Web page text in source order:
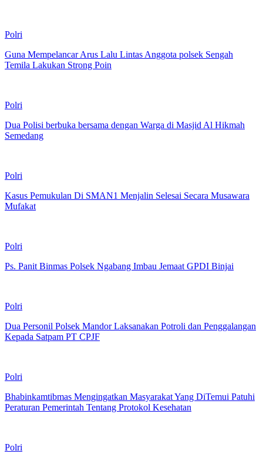
Polri
Guna Mempelancar Arus Lalu Lintas Anggota polsek Sengah
Temila Lakukan Strong Poin
Polri
Dua Polisi berbuka bersama dengan Warga di Masjid Al Hikmah
Semedang
Polri
Kasus Pemukulan Di SMAN1 Menjalin Selesai Secara Musawara
Mufakat
Polri
Ps. Panit Binmas Polsek Ngabang Imbau Jemaat GPDI Binjai
Polri
Dua Personil Polsek Mandor Laksanakan Potroli dan Penggalangan
Kepada Satpam PT CPJF
Polri
Bhabinkamtibmas Mengingatkan Masyarakat Yang DiTemui Patuhi
Peraturan Pemerintah Tentang Protokol Kesehatan
Polri